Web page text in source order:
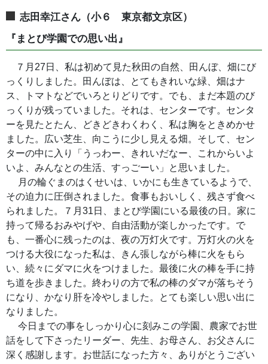
志田幸江さん（小６ 東京都文京区）
『まとび学園での思い出』
７月27日、私は初めて見た秋田の自然、田んぼ、畑にび
っくりしました。田んぼは、とてもきれいな緑、畑はナ
ス、トマトなどでいろとりどりです。でも、まだ本題のび
っくりが残っていました。それは、センターです。センタ
ーを見たとたん、どきどきわくわく、私は胸をときめかせ
ました。広い芝生、向こうに少し見える畑。そして、セン
ターの中に入り「うっわー、きれいだなー、これからいよ
いよ、みんなとの生活、すっごーい」と思いました。
月の輪ぐまのはくせいは、いかにも生きているようで、
その迫力に圧倒されました。食事もおいしく、残さず食べ
られました。７月31日、まとび学園にいる最後の日。家に
持って帰るおみやげや、自由活動が楽しかったです。で
も、一番心に残ったのは、夜の万灯火です。万灯火の火を
つける大役になった私は、きん張しながら棒に火をもら
い、続々にダマに火をつけました。最後に火の棒を手に持
ち道を歩きました。終わりの方で私の棒のダマが落ちそう
になり、かなり肝を冷やしました。とても楽しい思い出に
なりました。
今日までの事をしっかり心に刻みこの学園、農家でお世
話をして下さったリーダー、先生、お母さん、お父さんに
深く感謝します。お世話になった方々、ありがとうござい